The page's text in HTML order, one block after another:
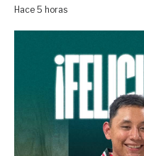
Hace 5 horas